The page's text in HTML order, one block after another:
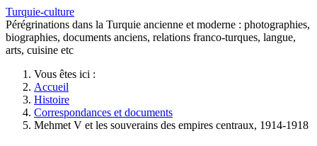
Turquie-culture
Pérégrinations dans la Turquie ancienne et moderne : photographies,
biographies, documents anciens, relations franco-turques, langue,
arts, cuisine etc
Vous êtes ici :
Accueil
Histoire
Correspondances et documents
Mehmet V et les souverains des empires centraux, 1914-1918